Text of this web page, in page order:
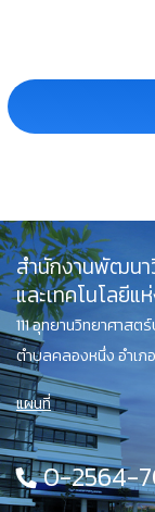
สำนักงานพัฒนา
และเทคโนโลยีแ
111 อุทยานวิทยาศาส
ตำบลคลองหนึ่ง อำเภ
แผนที่
0-2564-